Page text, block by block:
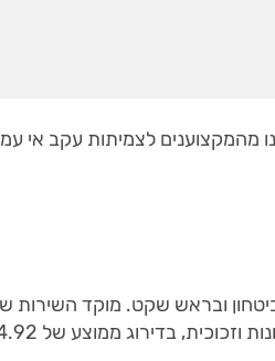
ושאת חלקם הוצאנו מהמקצוענים
ובראש שקט. מוקד השירות